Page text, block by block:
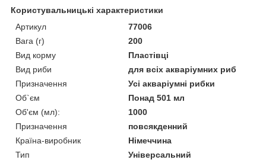
Користувальницькі характеристики
Артикул
77006
Вага (г)
200
Вид корму
Пластівці
Вид риби
для всіх акваріумних риб
Призначення
Усі акваріумні рибки
Об`єм
Понад 501 мл
Об'єм (мл):
1000
Призначення
повсякденний
Країна-виробник
Німеччина
Тип
Універсальний